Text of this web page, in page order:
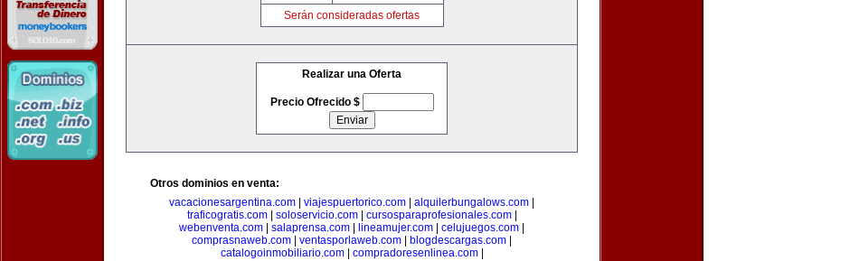
Serán consideradas ofertas
Realizar una Oferta
Precio Ofrecido $
Otros dominios en venta:
vacacionesargentina.com
viajespuertorico.com alquilerbungalows.com
traficogratis.com| soloservicio.com| cursosparaprofesionales.com|
webenventa.com
salaprensa.com lineamujer.com celujuegos.com
comprasnaweb.com
ventasporlaweb.com blogdescargas.com
catalogoinmobiliario.com| compradoresenlinea.com|